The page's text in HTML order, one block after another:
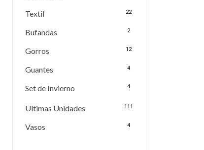
Textil 22
Bufandas 2
Gorros 12
Guantes 4
Set de Invierno 4
Ultimas Unidades 111
Vasos 4